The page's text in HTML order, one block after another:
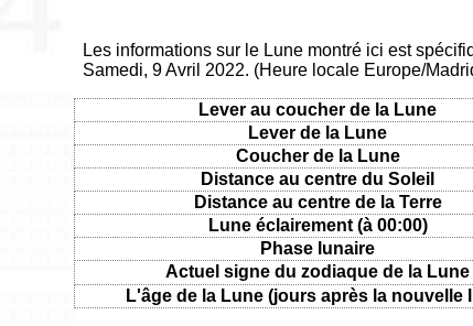
Les informations sur le Lune montré ici est
Samedi, 9 Avril 2022. (Heure locale Europe/
Lever au coucher de la Lune
Lever de la Lune
Coucher de la Lune
Distance au centre du Soleil
Distance au centre de la Terre
Lune éclairement (à 00:00)
Phase lunaire
Actuel signe du zodiaque de la Lune
L'âge de la Lune (jours après la nouvelle